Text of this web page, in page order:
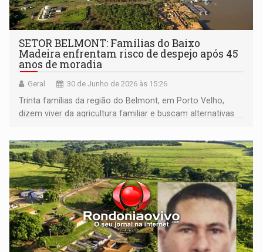
SETOR BELMONT: Famílias do Baixo
Madeira enfrentam risco de despejo após 45
anos de moradia
Geral 30 de Junho de 2026 às 15:26
Trinta famílias da região do Belmont, em Porto Velho,
dizem viver da agricultura familiar e buscam alternativas